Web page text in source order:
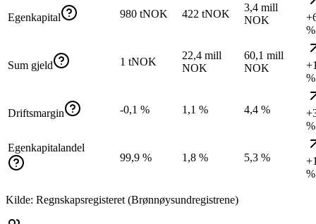
Egenkapital 980 tNOK 422 tNOK
3,4 mill
NOK
%
Sum gjeld 1 tNOK
22,4 mill
NOK
60,1 mill
NOK
%
Driftsmargin -0,1 % 1,1 % 4,4 %
%
Egenkapitalandel
99,9 %
1,8 % 5,3 %
%
Kilde: Regnskapsregisteret (Brønnøysundregistrene)